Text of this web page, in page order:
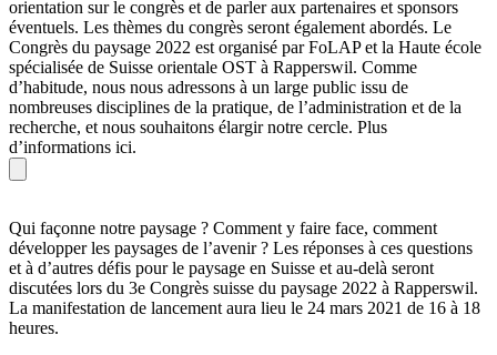
orientation sur le congrès et de parler aux partenaires et sponsors
éventuels. Les thèmes du congrès seront également abordés. Le
Congrès du paysage 2022 est organisé par FoLAP et la Haute école
spécialisée de Suisse orientale OST à Rapperswil. Comme
d’habitude, nous nous adressons à un large public issu de
nombreuses disciplines de la pratique, de l’administration et de la
recherche, et nous souhaitons élargir notre cercle. Plus
d’informations ici.
Qui façonne notre paysage ? Comment y faire face, comment
développer les paysages de l’avenir ? Les réponses à ces questions
et à d’autres défis pour le paysage en Suisse et au-delà seront
discutées lors du 3e Congrès suisse du paysage 2022 à Rapperswil.
La manifestation de lancement aura lieu le 24 mars 2021 de 16 à 18
heures.